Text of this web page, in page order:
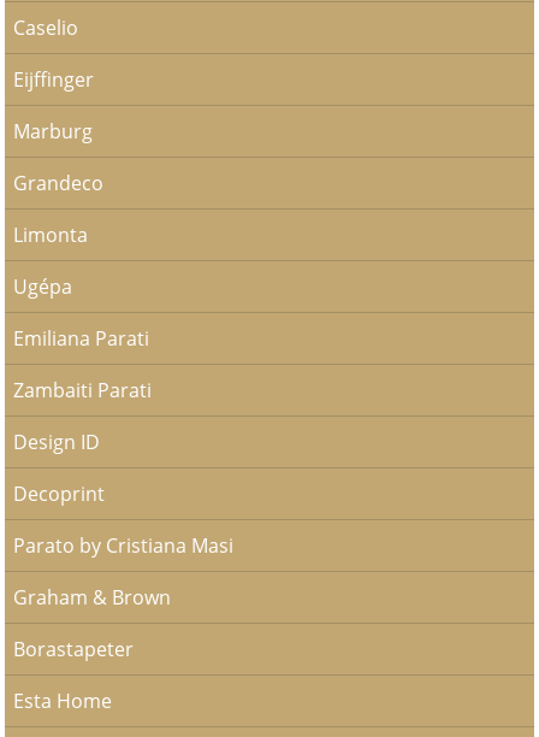
Caselio
Eijffinger
Marburg
Grandeco
Limonta
Ugépa
Emiliana Parati
Zambaiti Parati
Design ID
Decoprint
Parato by Cristiana Masi
Graham & Brown
Borastapeter
Esta Home